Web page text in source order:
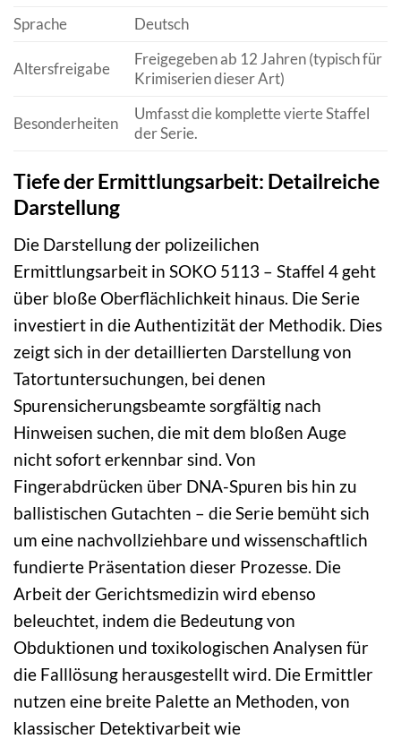
Sprache
Deutsch
Altersfreigabe
Freigegeben ab 12 Jahren (typisch für
Krimiserien dieser Art)
Besonderheiten
Umfasst die komplette vierte Staffel
der Serie.
Tiefe der Ermittlungsarbeit: Detailreiche
Darstellung
Die Darstellung der polizeilichen
Ermittlungsarbeit in SOKO 5113 – Staffel 4 geht
über bloße Oberflächlichkeit hinaus. Die Serie
investiert in die Authentizität der Methodik. Dies
zeigt sich in der detaillierten Darstellung von
Tatortuntersuchungen, bei denen
Spurensicherungsbeamte sorgfältig nach
Hinweisen suchen, die mit dem bloßen Auge
nicht sofort erkennbar sind. Von
Fingerabdrücken über DNA-Spuren bis hin zu
ballistischen Gutachten – die Serie bemüht sich
um eine nachvollziehbare und wissenschaftlich
fundierte Präsentation dieser Prozesse. Die
Arbeit der Gerichtsmedizin wird ebenso
beleuchtet, indem die Bedeutung von
Obduktionen und toxikologischen Analysen für
die Falllösung herausgestellt wird. Die Ermittler
nutzen eine breite Palette an Methoden, von
klassischer Detektivarbeit wie